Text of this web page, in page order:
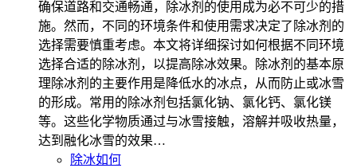
确保道路和交通畅通，除冰剂的使用成为必不可少的措
施。然而，不同的环境条件和使用需求决定了除冰剂的
选择需要慎重考虑。本文将详细探讨如何根据不同环境
选择合适的除冰剂，以提高除冰效果。除冰剂的基本原
理除冰剂的主要作用是降低水的冰点，从而防止或冰雪
的形成。常用的除冰剂包括氯化钠、氯化钙、氯化镁
等。这些化学物质通过与冰雪接触，溶解并吸收热量，
达到融化冰雪的效果…
除冰如何